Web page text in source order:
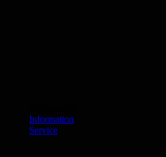
Information
Service